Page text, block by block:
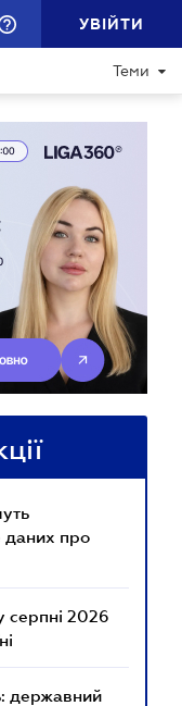
УВІЙТИ
Теми
даних про
серпні 2026
державний